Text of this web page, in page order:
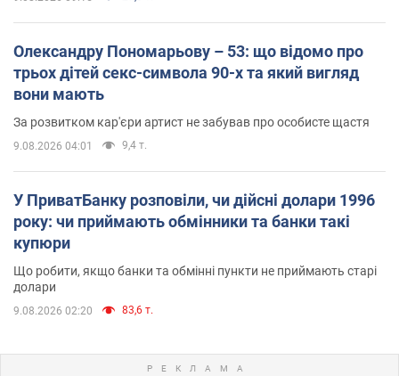
Олександру Пономарьову – 53: що відомо про
трьох дітей секс-символа 90-х та який вигляд
вони мають
За розвитком кар'єри артист не забував про особисте щастя
9.08.2026 04:01 9,4 т.
У ПриватБанку розповіли, чи дійсні долари 1996
року: чи приймають обмінники та банки такі
купюри
Що робити, якщо банки та обмінні пункти не приймають старі
долари
9.08.2026 02:20 83,6 т.